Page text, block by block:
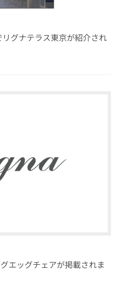
グナテラス東京が紹介され
エッグチェアが掲載されま